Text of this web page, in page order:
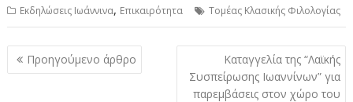
Εκδηλώσεις Ιωάννινα, Επικαιρότητα Τομέας Κλασικής Φιλολογίας
Πλοήγηση
άρθρων
Προηγούμενο άρθρο
Καταγγελία της “Λαϊκής
Συσπείρωσης Ιωαννίνων” για
παρεμβάσεις στον χώρο του